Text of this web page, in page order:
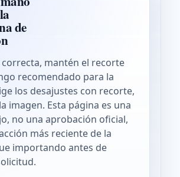
de
correcta, mantén el recorte
recomendado para la
los desajustes con recorte,
imagen. Esta página es una
no una aprobación oficial,
más reciente de la
importando antes de